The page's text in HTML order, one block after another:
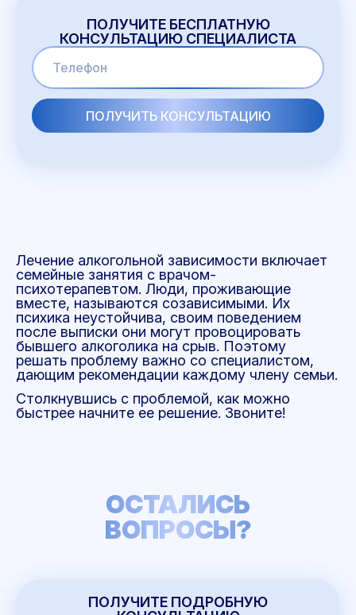
ПОЛУЧИТЕ БЕСПЛАТНУЮ
КОНСУЛЬТАЦИЮ СПЕЦИАЛИСТА
Лечение алкогольной зависимости включает
семейные занятия с врачом-
психотерапевтом. Люди, проживающие
вместе, называются созависимыми. Их
психика неустойчива, своим поведением
после выписки они могут провоцировать
бывшего алкоголика на срыв. Поэтому
решать проблему важно со специалистом,
дающим рекомендации каждому члену семьи.
Столкнувшись с проблемой, как можно
быстрее начните ее решение. Звоните!
ОСТАЛИСЬ
ВОПРОСЫ?
ПОЛУЧИТЕ ПОДРОБНУЮ